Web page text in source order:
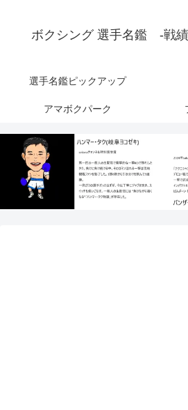
ボクシング 選手名鑑 -戦
選手名鑑ピックアップ
アマボクパーク